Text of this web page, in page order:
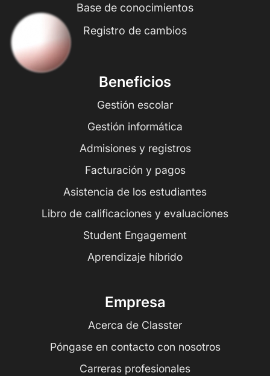
Base de conocimientos
Registro de cambios
Beneficios
Gestión escolar
Gestión informática
Admisiones y registros
Facturación y pagos
Asistencia de los estudiantes
Libro de calificaciones y evaluaciones
Student Engagement
Aprendizaje híbrido
Empresa
Acerca de Classter
Póngase en contacto con nosotros
Carreras profesionales